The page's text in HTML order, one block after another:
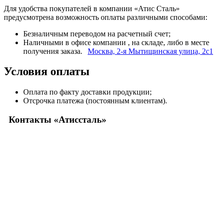
Для удобства покупателей в компании «Атис Сталь»
предусмотрена возможность оплаты различными способами:
Безналичным переводом на расчетный счет;
Наличными в офисе компании
Москва, 2-я Мытищинская улица, 2с1
, на складе, либо в месте
получения заказа.
Условия оплаты
Оплата по факту доставки продукции;
Отсрочка платежа (постоянным клиентам).
Контакты «Атиссталь»